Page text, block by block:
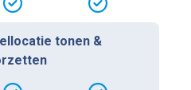
tonen &